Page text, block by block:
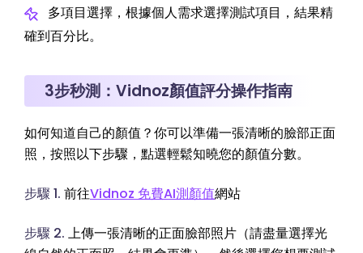
多項目選擇，根據個人需求選擇測試項目，結果精
確到百分比。
3步秒測：Vidnoz顏值評分操作指南
如何知道自己的顏值？你可以準備一張清晰的臉部正面
照，按照以下步驟，點選輕鬆知曉您的顏值分數。
步驟 1. 前往Vidnoz 免費AI測顏值網站
步驟 2. 上傳一張清晰的正面臉部照片（請盡量選擇光